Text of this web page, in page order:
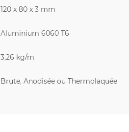
120 x 80 x 3 mm
Aluminium 6060 T6
3,26 kg/m
Brute, Anodisée ou Thermolaquée